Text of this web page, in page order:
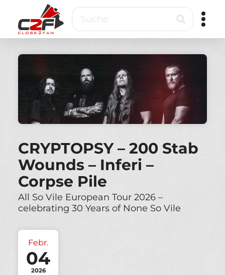
Inhalt
to
ticketing
Suche
CRYPTOPSY – 200 Stab
Wounds – Inferi –
Corpse Pile
All So Vile European Tour 2026 –
celebrating 30 Years of None So Vile
Febr.
04
2026